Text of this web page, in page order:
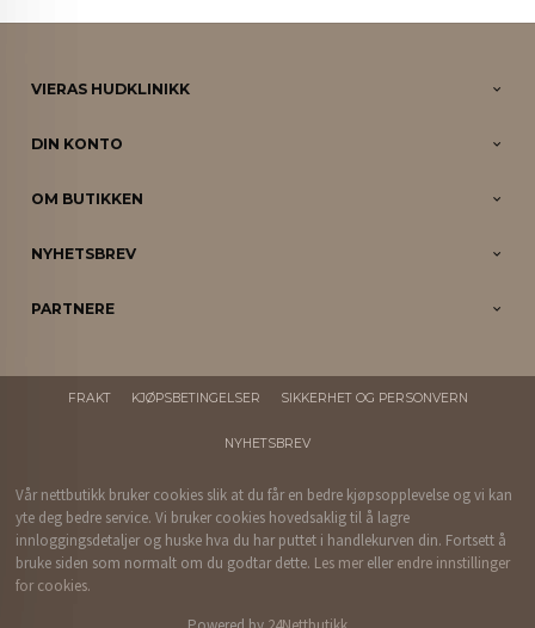
VIERAS HUDKLINIKK
DIN KONTO
OM BUTIKKEN
NYHETSBREV
PARTNERE
FRAKT KJØPSBETINGELSER SIKKERHET OG PERSONVERN
NYHETSBREV
Vår nettbutikk bruker cookies slik at du får en bedre kjøpsopplevelse og vi kan
yte deg bedre service. Vi bruker cookies hovedsaklig til å lagre
innloggingsdetaljer og huske hva du har puttet i handlekurven din. Fortsett å
bruke siden som normalt om du godtar dette. Les mer eller endre innstillinger
for cookies.